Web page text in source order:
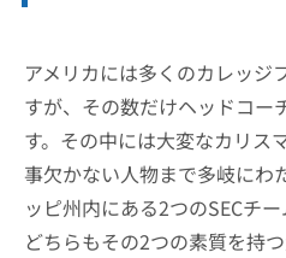
アメリカには多くのカレッジ
すが、その数だけヘッドコー
す。その中には大変なカリス
事欠かない人物まで多岐にわ
ッピ州内にある2つのSECチ
どちらもその2つの素質を持